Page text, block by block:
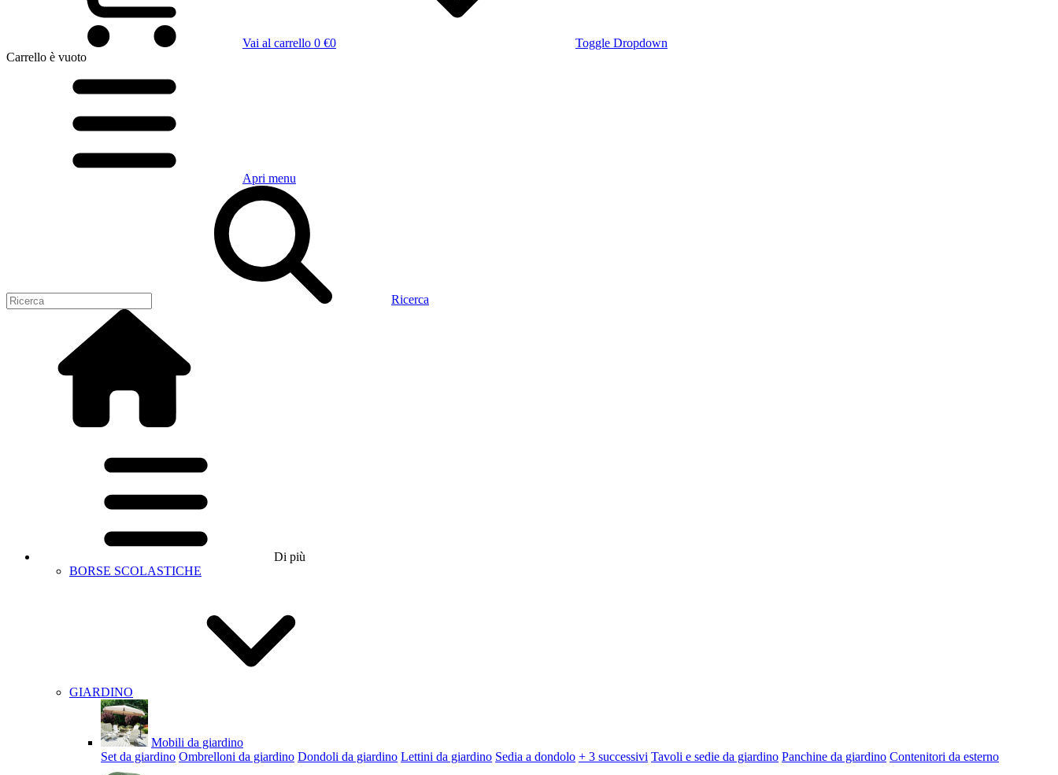
Vai al carrello 0 €0
Toggle Dropdown
Carrello è vuoto
Apri menu
Ricerca
Di più
BORSE SCOLASTICHE
GIARDINO
Mobili da giardino
Set da giardino Ombrelloni da giardino Dondoli da giardino Lettini da giardino Sedia a dondolo + 3 successivi Tavoli e sedie da giardino Panchine da giardino Contenitori da esterno